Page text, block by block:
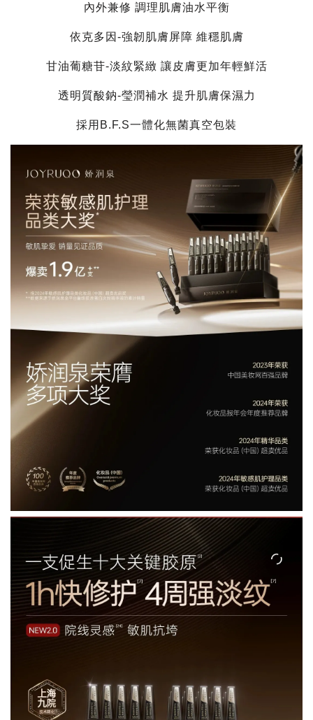
內外兼修 調理肌膚油水平衡
依克多因-強韌肌膚屏障 維穩肌膚
甘油葡糖苷-淡紋緊緻 讓皮膚更加年輕鮮活
透明質酸鈉-瑩潤補水 提升肌膚保濕力
採用B.F.S一體化無菌真空包裝